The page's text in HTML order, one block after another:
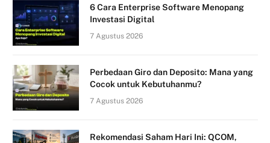
6 Cara Enterprise Software Menopang
Investasi Digital
7 Agustus 2026
Perbedaan Giro dan Deposito: Mana yang
Cocok untuk Kebutuhanmu?
7 Agustus 2026
Rekomendasi Saham Hari Ini: QCOM,